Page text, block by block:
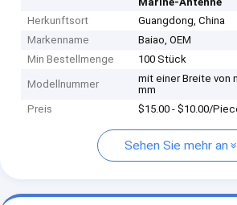
Herkunftsort
Guangdong, China
Markenname
Baiao, OEM
Min Bestellmenge
100 Stück
Modellnummer
mit einer Breite von
mm
Preis
$15.00 - $10.00/
Sehen Sie mehr an